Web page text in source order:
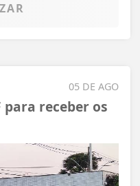
05 DE AGO
para receber os